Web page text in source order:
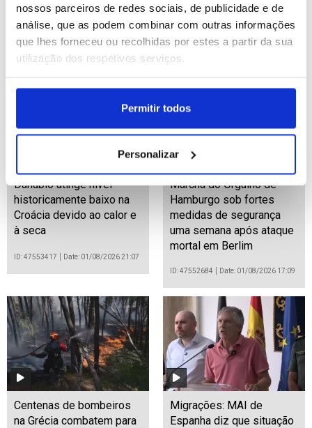
nossos parceiros de redes sociais, de publicidade e de
análise, que as podem combinar com outras informações
que lhes forneceu ou recolhidas por estes a partir da sua
utilização dos respetivos serviços.
Permitir todos
Personalizar
explosão em café de
Moscovo
ID: 47553927 Date: 01/08/2026 23:38
Danúbio atinge nível
historicamente baixo na
Croácia devido ao calor e
à seca
ID: 47553417 Date: 01/08/2026 21:07
Marcha do Orgulho de
Hamburgo sob fortes
medidas de segurança
uma semana após ataque
mortal em Berlim
ID: 47552684 Date: 01/08/2026 17:09
Centenas de bombeiros
na Grécia combatem para
Migrações: MAI de
Espanha diz que situação